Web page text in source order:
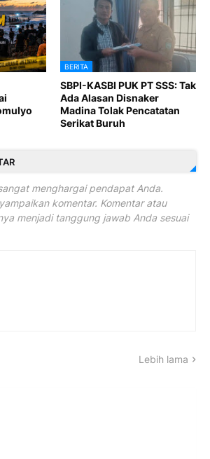
BERITA
SBPI-KASBI PUK PT SSS: Tak
Ada Alasan Disnaker
Madina Tolak Pencatatan
Serikat Buruh
menghargai pendapat Anda.
komentar. Komentar atau
menjadi tanggung jawab Anda sesuai
Lebih lama